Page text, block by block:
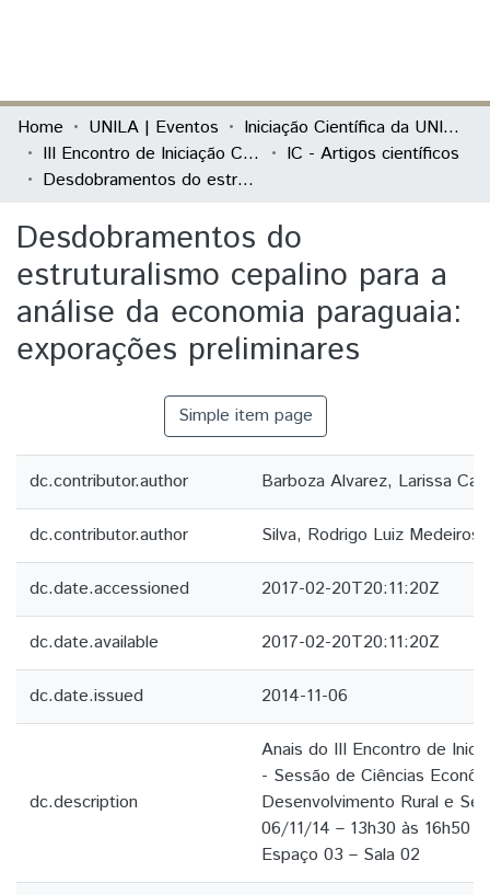
Communities & Collections
All of DSpace
Home UNILA | Eventos
Iniciação Científica da UNILA (IC)
III Encontro de Iniciação Científica da Unila “Pesquisa no século XXI: desafios e possibilidades”
IC - Artigos científicos
Desdobramentos do estruturalismo cepalino para a análise da economia paraguaia: exporações preliminares
Desdobramentos do
estruturalismo cepalino para a
análise da economia paraguaia:
exporações preliminares
Simple item page
dc.contributor.author Barboza Alvarez, Larissa
dc.contributor.author Silva, Rodrigo Luiz Medeiros
dc.date.accessioned 2017-02-20T20:11:20Z
dc.date.available 2017-02-20T20:11:20Z
dc.date.issued 2014-11-06
dc.description
Anais do III Encontro de
- Sessão de Ciências
Desenvolvimento Rural e
06/11/14 – 13h30 às 16h50
Espaço 03 – Sala 02